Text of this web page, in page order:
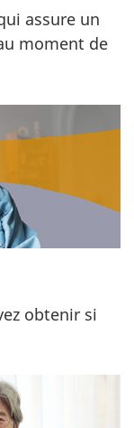
assure un
moment de
obtenir si